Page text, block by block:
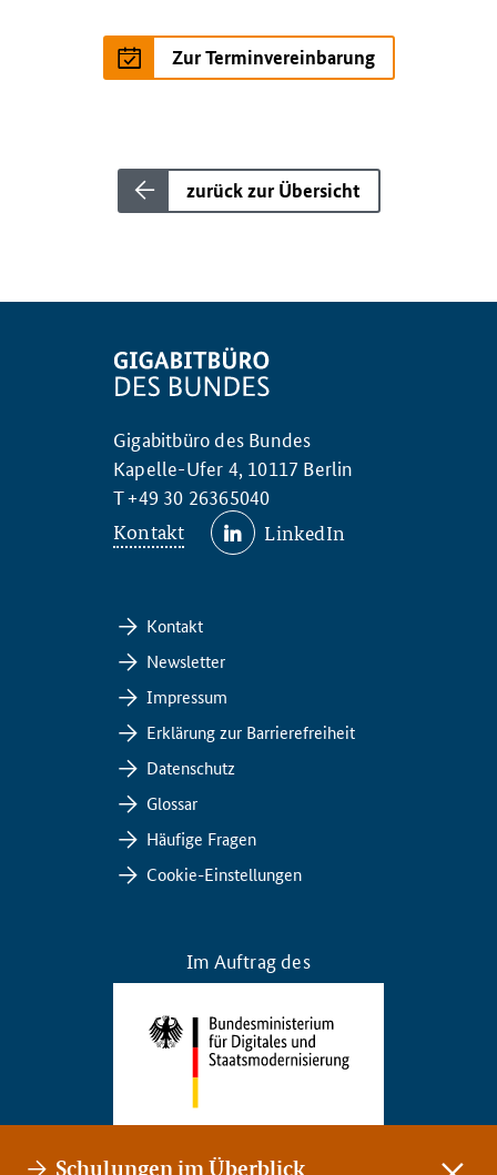
Zur Terminvereinbarung
zurück zur Übersicht
Schulungen im Überblick
Gigabitbüro des Bundes
Kapelle-Ufer 4, 10117 Berlin
T +49 30 26365040
Kontakt LinkedIn
Kontakt
Newsletter
Impressum
Erklärung zur Barrierefreiheit
Datenschutz
Glossar
Häufige Fragen
Cookie-Einstellungen
Im Auftrag des